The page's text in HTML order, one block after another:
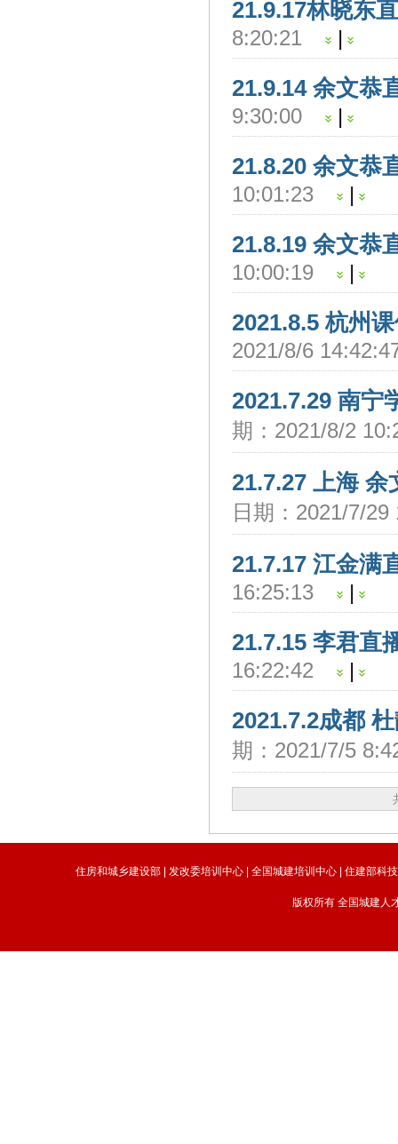
21.9.17林晓东
8:20:21 |
21.9.14 余文恭
9:30:00 |
21.8.20 余文恭
10:01:23 |
21.8.19 余文恭
10:00:19 |
2021.8.5 杭州
2021/8/6
2021.7.29 南宁
期：2021/8/2
21.7.27 上海
日期：2021/7/
21.7.17 江金满
16:25:13 |
21.7.15 李君直
16:22:42 |
2021.7.2成都
期：2021/7/5
住房和城乡建设部 |发改委培训中心 |全国城建培训中心 |住建部科
版权所有 全国城建人